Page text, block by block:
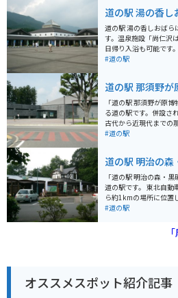
道の駅 湯の香し
道の駅 湯の香しおば
す。温泉施設「尚仁沢
日帰り入浴も可能です。 地元の新鮮な野菜や特産品を販
売する直売所、そばや
すので安心です。周辺
然豊かな観光スポッ
点としても最適です。 塩谷町は、高原野菜やきのこが特
産です。道の駅でも購
でしょうか。
#道の駅
道の駅 那須野が
「道の駅 那須野が原
る道の駅です。併設さ
古代から近現代までの
とができます。 特に、古代の遺跡から出土した土器や石
ブを楽しむのに最適な
産品を販売するショッ
な野菜や果物、手作り
ったりなものが見つか
の駅の駐車場にはバイ
#道の駅
道の駅 明治の森
「道の駅 明治の森・
道の駅です。 東北自動車道 黒磯板室インターチェンジか
ら約1kmの場所に位置し、
には、地元の新鮮な野
人気なのは、地元産
美しい自然を楽しむこ
策に最適です。 バイクで訪れる場合、駐車場も広く、休
#道の駅
オススメスポット紹介記事